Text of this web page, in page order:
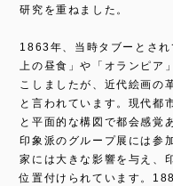
研究を重ねました。
1863年、当時タブーとさ
上の昼食」や「オランピア
こしましたが、近代絵画の
と言われています。現代都
と平面的な構図で都会感覚
印象派のグループ展には参
家には大きな影響を与え、
位置付けられています。